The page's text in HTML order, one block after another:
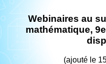
Webinaires au
mathématique,
(ajouté le